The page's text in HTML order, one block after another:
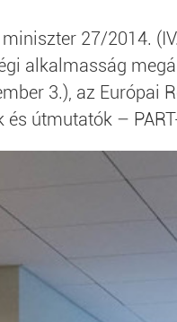
27/2014.
alkalmasság
3.), az Európai
útmutatók –